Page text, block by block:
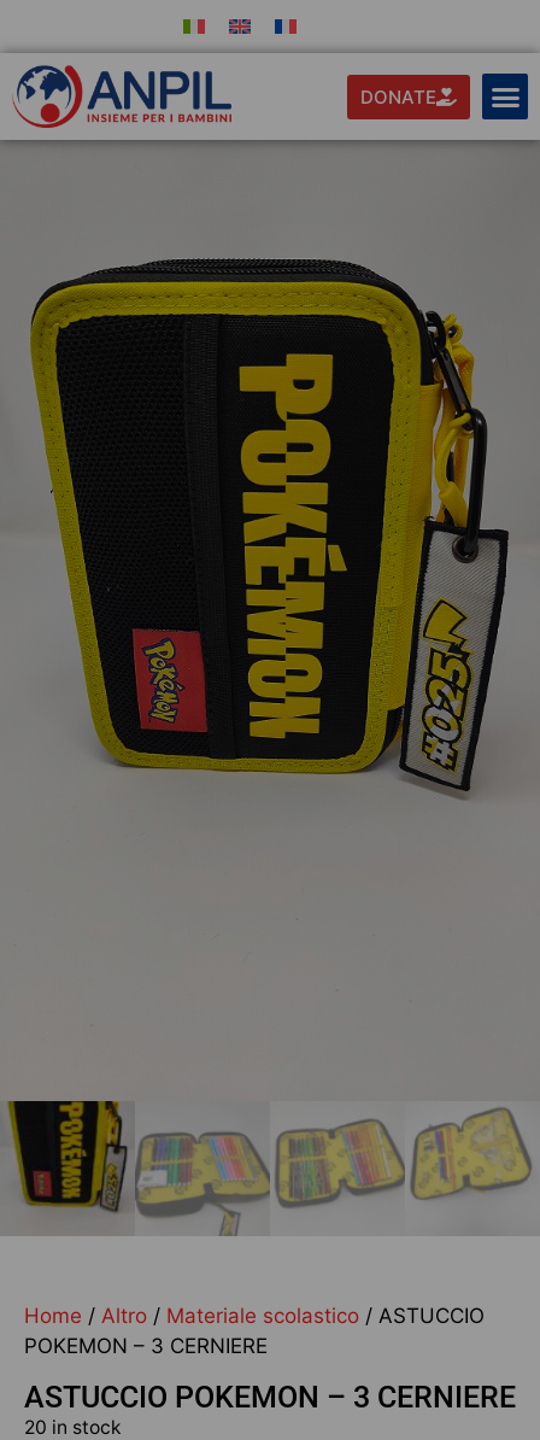
DONATE
Home / Altro / Materiale scolastico / ASTUCCIO
POKEMON – 3 CERNIERE
ASTUCCIO POKEMON – 3 CERNIERE
20 in stock